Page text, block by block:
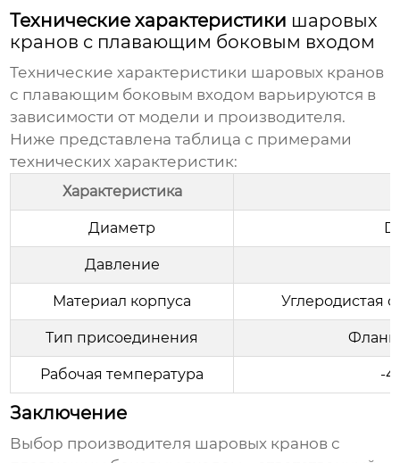
Технические характеристики шаровых
кранов с плавающим боковым входом
Технические характеристики шаровых кранов
с плавающим боковым входом варьируются в
зависимости от модели и производителя.
Ниже представлена таблица с примерами
технических характеристик:
Характеристика
Диаметр
Давление
Материал корпуса Углеродистая
Тип присоединения
Рабочая температура -
Заключение
Выбор производителя шаровых кранов с